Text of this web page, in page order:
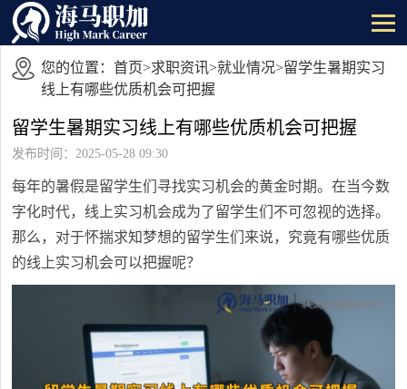
您的位置： 首页>求职资讯>就业情况>留学生暑期实习
线上有哪些优质机会可把握
留学生暑期实习线上有哪些优质机会可把握
发布时间：2025-05-28 09:30
每年的暑假是留学生们寻找实习机会的黄金时期。在当今数
字化时代，线上实习机会成为了留学生们不可忽视的选择。
那么，对于怀揣求知梦想的留学生们来说，究竟有哪些优质
的线上实习机会可以把握呢？